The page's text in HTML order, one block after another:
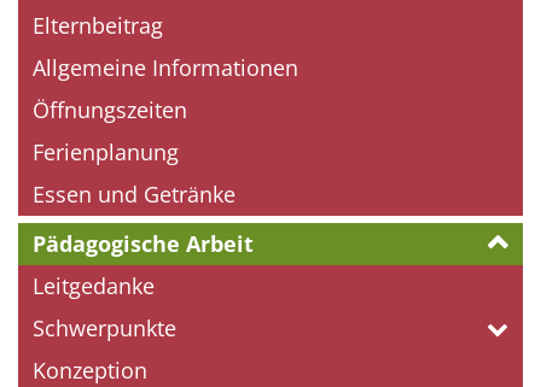
Elternbeitrag
Allgemeine Informationen
Öffnungszeiten
Ferienplanung
Essen und Getränke
Pädagogische Arbeit
Leitgedanke
Schwerpunkte
Konzeption